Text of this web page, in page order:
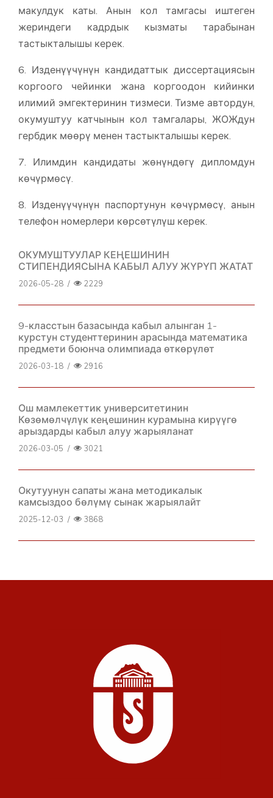
макулдук каты. Анын кол тамгасы иштеген
жериндеги кадрдык кызматы тарабынан
тастыкталышы керек.
6. Изденүүчүнүн кандидаттык диссертациясын
коргоого чейинки жана коргоодон кийинки
илимий эмгектеринин тизмеси. Тизме автордун,
окумуштуу катчынын кол тамгалары, ЖОЖдун
гербдик мөөрү менен тастыкталышы керек.
7. Илимдин кандидаты жөнүндөгү дипломдун
көчүрмөсү.
8. Изденүүчүнүн паспортунун көчүрмөсү, анын
телефон номерлери көрсөтүлүш керек.
ОКУМУШТУУЛАР КЕҢЕШИНИН
СТИПЕНДИЯСЫНА КАБЫЛ АЛУУ ЖҮРҮП ЖАТАТ
2026-05-28 / 2229
9-класстын базасында кабыл алынган 1-
курстун студенттеринин арасында математика
предмети боюнча олимпиада өткөрүлөт
2026-03-18 / 2916
Ош мамлекеттик университетинин
Көзөмөлчүлүк кеңешинин курамына кирүүгө
арыздарды кабыл алуу жарыяланат
2026-03-05 / 3021
Окутуунун сапаты жана методикалык
камсыздоо бөлүмү сынак жарыялайт
2025-12-03 / 3868